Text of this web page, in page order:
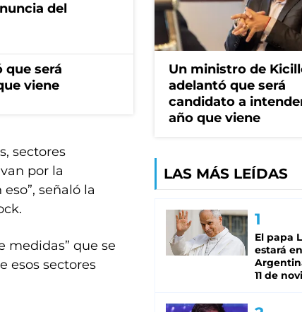
del
que será
viene
sectores
por la
señaló la
medidas” que se
esos sectores
Un ministro de
adelantó que será
candidato a
año que viene
LAS MÁS LEÍDAS
El papa
estará
11 de